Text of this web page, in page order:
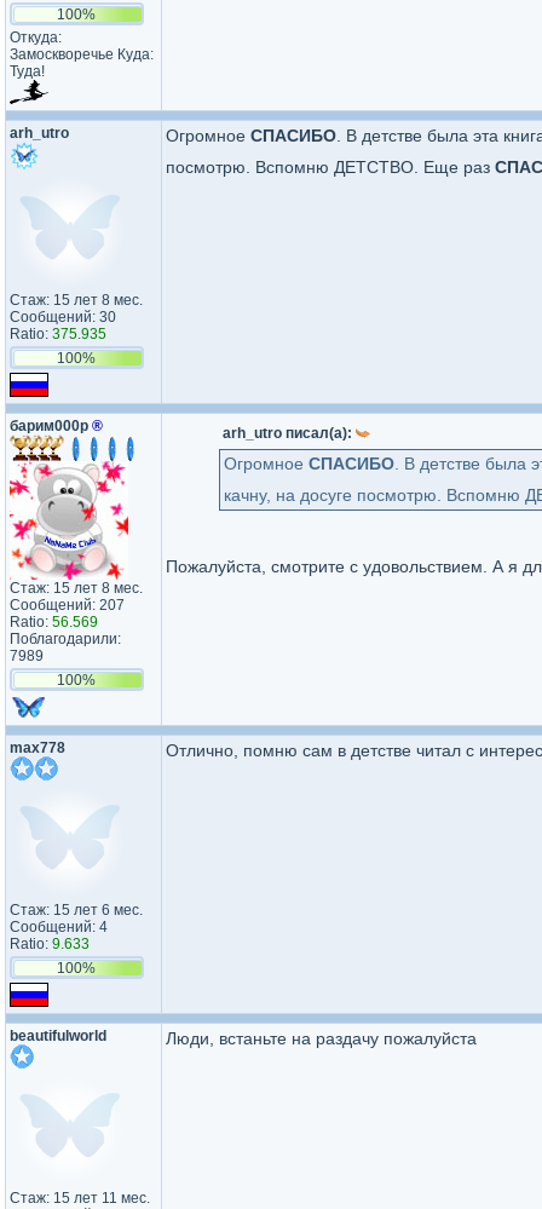
100%
Откуда:
Замоскворечье Куда:
Туда!
arh_utro
Стаж: 15 лет 8 мес.
Сообщений: 30
Ratio: 375.935
100%
Огромное СПАСИБО . В детстве была эта
посмотрю. Вспомню ДЕТСТВО. Еще раз
барим000р ®
Стаж: 15 лет 8 мес.
Сообщений: 207
Ratio: 56.569
Поблагодарили:
7989
100%
arh_utro писал(а):
Огромное СПАСИБО . В детстве
качну, на досуге посмотрю.
Пожалуйста, смотрите с удовольствием. А я
max778
Стаж: 15 лет 6 мес.
Сообщений: 4
Ratio: 9.633
100%
Отлично, помню сам в детстве читал с
beautifulworld
Стаж: 15 лет 11 мес.
Люди, встаньте на раздачу пожалуйста